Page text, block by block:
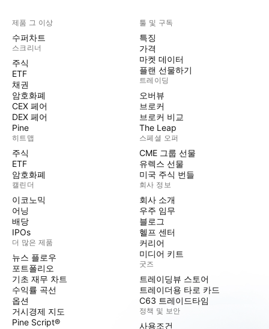
제품 그 이상
수퍼차트
스크리너
주식
ETF
채권
암호화폐
CEX 페어
DEX 페어
Pine
히트맵
주식
ETF
암호화폐
캘린더
이코노믹
어닝
배당
IPOs
더 많은 제품
뉴스 플로우
포트폴리오
기초 재무 차트
수익률 곡선
옵션
거시경제 지도
Pine Script®
툴 및 구독
특징
가격
마켓 데이터
플랜 선물하기
트레이딩
오버뷰
브로커
브로커 비교
The Leap
스페셜 오퍼
CME 그룹 선물
유렉스 선물
미국 주식 번들
회사 정보
회사 소개
우주 임무
블로그
헬프 센터
커리어
미디어 키트
굿즈
트레이딩뷰 스토어
트레이더용 타로 카드
C63 트레이드타임
정책 및 보안
사용조건